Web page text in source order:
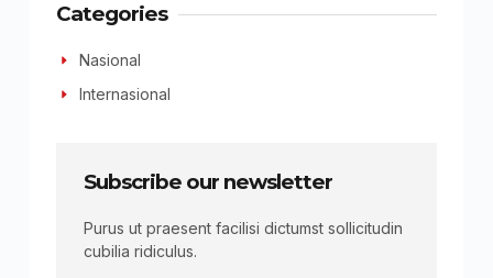
Categories
Nasional
Internasional
Subscribe our newsletter
Purus ut praesent facilisi dictumst sollicitudin
cubilia ridiculus.